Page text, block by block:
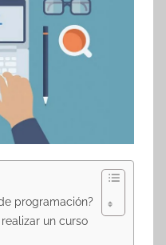
programación?
un curso